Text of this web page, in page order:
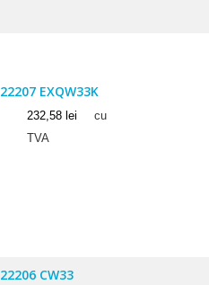
22207 EXQW33K
232,58 lei
cu
TVA
22206 CW33